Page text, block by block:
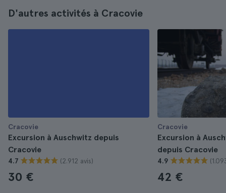
D'autres activités à Cracovie
Cracovie
Excursion à Auschwitz depuis
Cracovie
4.7 (2.912 avis)
30 €
Cracovie
Excursion à
depuis Cracovie
4.9
42 €